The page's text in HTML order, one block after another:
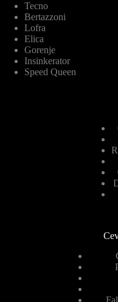
Tecno
Bertazzoni
Lofra
Elica
Gorenje
Insinkerator
Speed Queen